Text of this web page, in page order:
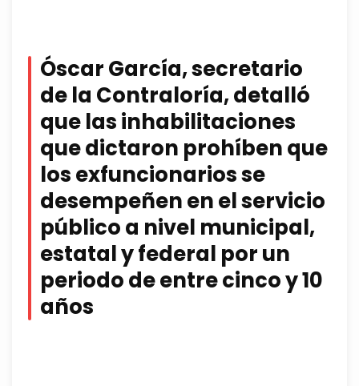
Óscar García, secretario
de la Contraloría, detalló
que las inhabilitaciones
que dictaron prohíben que
los exfuncionarios se
desempeñen en el servicio
público a nivel municipal,
estatal y federal por un
periodo de entre cinco y 10
años